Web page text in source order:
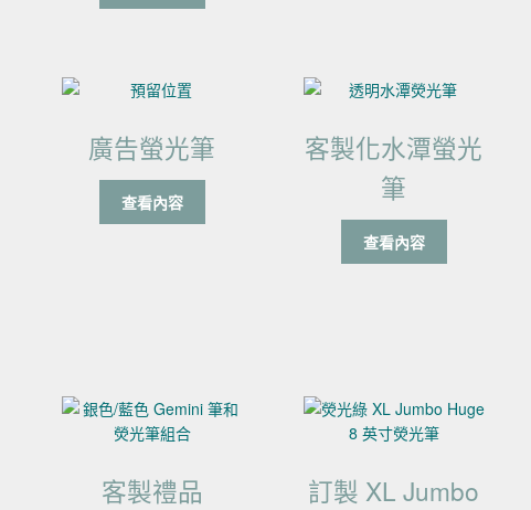
廣告螢光筆
查看內容
客製化水潭螢光
筆
查看內容
客製禮品
訂製 XL Jumbo